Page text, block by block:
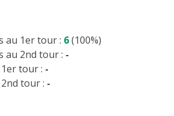
au 1er tour : 6(100%)
au 2nd tour : -
tour : -
tour : -